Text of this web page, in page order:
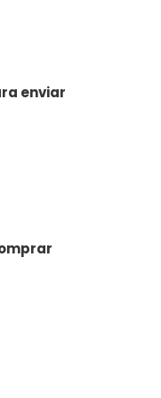
enviar